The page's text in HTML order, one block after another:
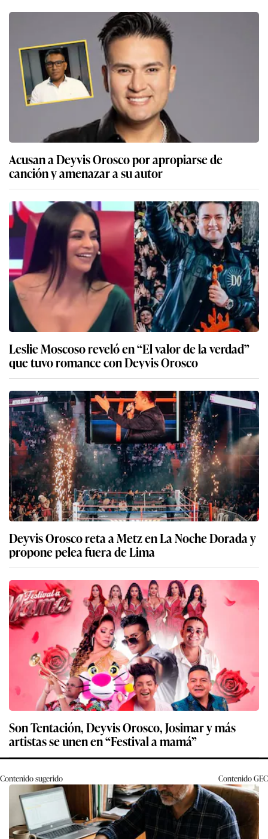
Acusan a Deyvis Orosco por apropiarse de
canción y amenazar a su autor
Leslie Moscoso reveló en “El valor de la verdad”
que tuvo romance con Deyvis Orosco
Deyvis Orosco reta a Metz en La Noche Dorada y
propone pelea fuera de Lima
Son Tentación, Deyvis Orosco, Josimar y más
artistas se unen en “Festival a mamá”
Contenido sugerido ContenidoGEC